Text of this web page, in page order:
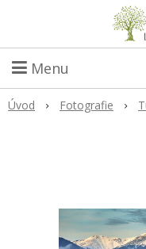
Menu
Úvod Fotografie